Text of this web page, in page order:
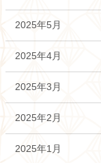
2025年5月
2025年4月
2025年3月
2025年2月
2025年1月